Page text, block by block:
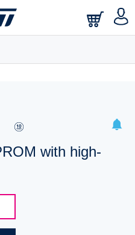
searches.
with high-